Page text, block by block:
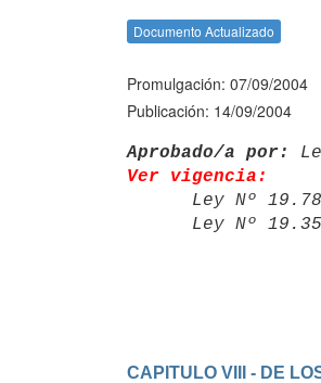
Documento Actualizado
Promulgación: 07/09/2004
Publicación: 14/09/2004
Aprobado/a por:
Ver vigencia:
Ley Nº
Ley Nº
CAPITULO VIII - DE